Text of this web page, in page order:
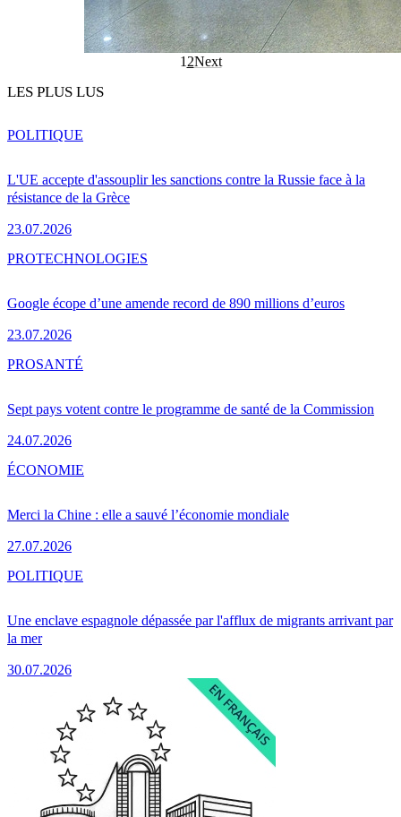
1 2Next
LES PLUS LUS
L'UE accepte d'assouplir les sanctions contre la Russie face à la
résistance de la Grèce
23.07.2026
POLITIQUE
Google écope d’une amende record de 890 millions d’euros
23.07.2026
PROTECHNOLOGIES
Sept pays votent contre le programme de santé de la Commission
24.07.2026
PROSANTÉ
Merci la Chine : elle a sauvé l’économie mondiale
27.07.2026
ÉCONOMIE
Une enclave espagnole dépassée par l'afflux de migrants arrivant par
la mer
30.07.2026
POLITIQUE